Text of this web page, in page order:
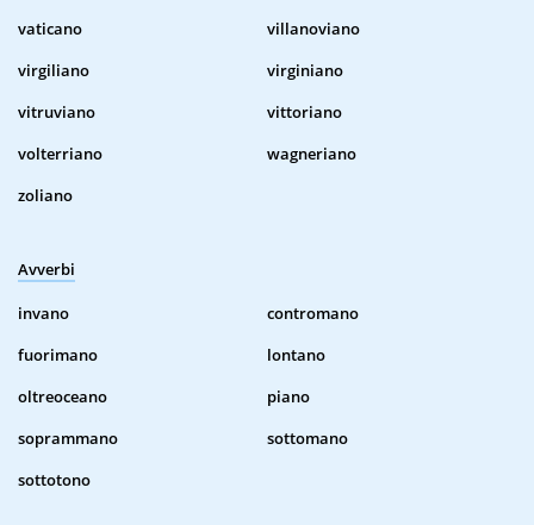
vaticano
villanoviano
virgiliano
virginiano
vitruviano
vittoriano
volterriano
wagneriano
zoliano
Avverbi
invano
contromano
fuorimano
lontano
oltreoceano
piano
soprammano
sottomano
sottotono